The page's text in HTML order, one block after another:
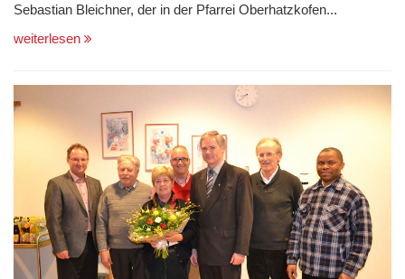
Sebastian Bleichner, der in der Pfarrei Oberhatzkofen...
weiterlesen